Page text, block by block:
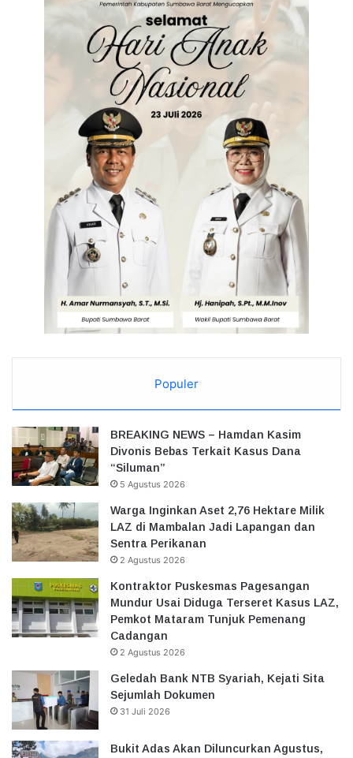
Populer
BREAKING NEWS – Hamdan Kasim
Divonis Bebas Terkait Kasus Dana
“Siluman”
5 Agustus 2026
Warga Inginkan Aset 2,76 Hektare Milik
LAZ di Mambalan Jadi Lapangan dan
Sentra Perikanan
2 Agustus 2026
Kontraktor Puskesmas Pagesangan
Mundur Usai Diduga Terseret Kasus LAZ,
Pemkot Mataram Tunjuk Pemenang
Cadangan
2 Agustus 2026
Geledah Bank NTB Syariah, Kejati Sita
Sejumlah Dokumen
31 Juli 2026
Bukit Adas Akan Diluncurkan Agustus,